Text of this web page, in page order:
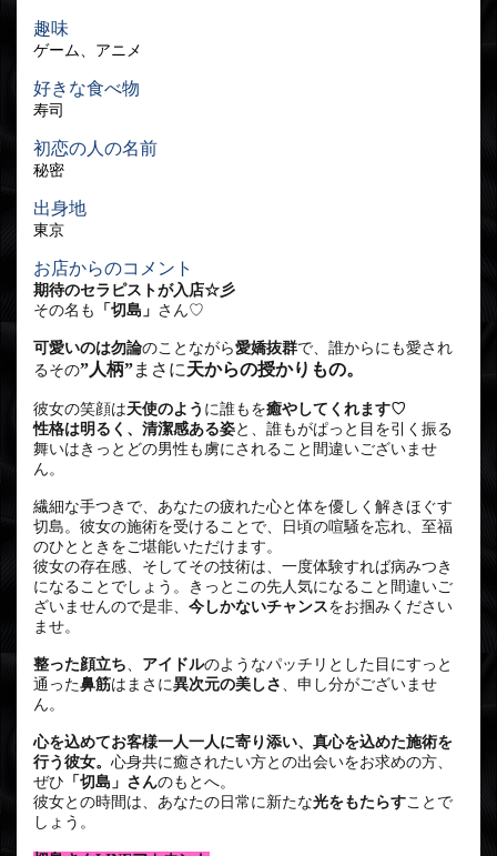
趣味
ゲーム、アニメ
好きな食べ物
寿司
初恋の人の名前
秘密
出身地
東京
お店からのコメント
期待のセラピストが入店☆彡
その名も
「切島」 さん♡
可愛いのは勿論のことながら愛嬌抜群で、誰からにも愛され
るその”人柄”まさに天からの授かりもの。
彼女の笑顔は天使のよう に誰もを癒やしてくれます♡
性格は明るく、清潔感ある姿と、誰もがぱっと目を引く振る
舞いはきっとどの男性も虜にされること間違いございませ
ん。
繊細な手つきで、あなたの疲れた心と体を優しく解きほぐす
切島。彼女の施術を受けることで、日頃の喧騒を忘れ、至福
のひとときをご堪能いただけます。
彼女の存在感、そしてその技術は、一度体験すれば病みつき
になることでしょう。きっとこの先人気になること間違いご
ざいませんので是非、 今しかないチャンスをお掴みください
ませ。
整った顔立ち アイドルのようなパッチリとした目にすっと
通った鼻筋はまさに異次元の美しさ
、申し分がございませ
ん。
心を込めてお客様一人一人に寄り添い、真心を込めた施術を
行う彼女。 心身共に癒されたい方との出会いをお求めの方、
ぜひ 「切島」さんのもとへ。
彼女との時間は、あなたの日常に新たな光をもたらすことで
しょう。